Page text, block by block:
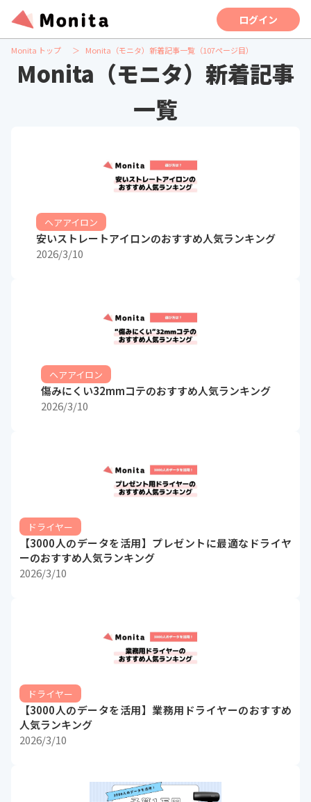
ログイン
Monita トップ Monita（モニタ）新着記事一覧（107ページ目）
Monita（モニタ）新着記事
一覧
ヘアアイロン
安いストレートアイロンのおすすめ人気ランキング
2026/3/10
ヘアアイロン
傷みにくい32mmコテのおすすめ人気ランキング
2026/3/10
ドライヤー
【3000人のデータを活用】プレゼントに最適なドライヤ
ーのおすすめ人気ランキング
2026/3/10
ドライヤー
【3000人のデータを活用】業務用ドライヤーのおすすめ
人気ランキング
2026/3/10